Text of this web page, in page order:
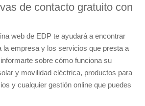
de contacto gratuito con
web de EDP te ayudará a encontrar
la empresa y los servicios que presta a
sobre cómo funciona su
y movilidad eléctrica, productos para
y cualquier gestión online que puedes